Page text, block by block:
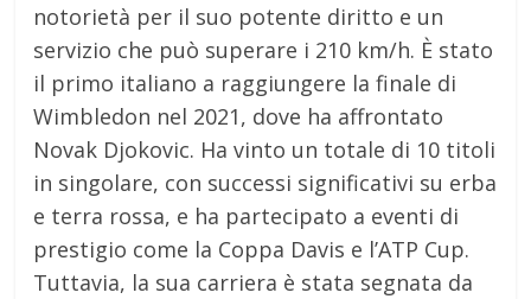
notorietà per il suo potente diritto e un
servizio che può superare i 210 km/h. È stato
il primo italiano a raggiungere la finale di
Wimbledon nel 2021, dove ha affrontato
Novak Djokovic. Ha vinto un totale di 10 titoli
in singolare, con successi significativi su erba
e terra rossa, e ha partecipato a eventi di
prestigio come la Coppa Davis e l’ATP Cup.
Tuttavia, la sua carriera è stata segnata da